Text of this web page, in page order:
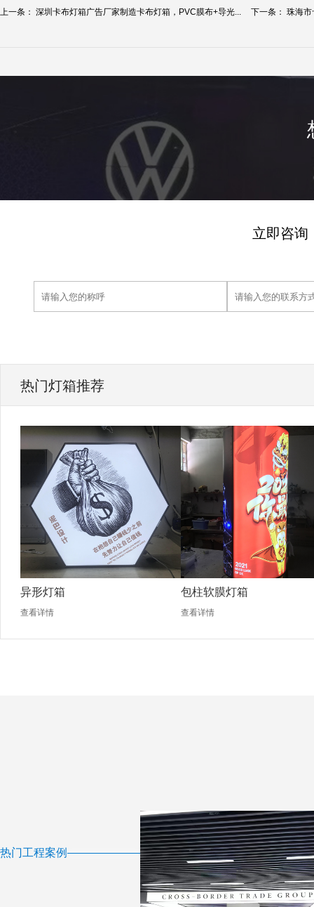
上一条： 深圳卡布灯箱广告厂家制造卡布灯箱，PVC膜布+导光... 下一条： 珠海市
立即咨询
热门灯箱推荐
异形灯箱
查看详情
包柱软膜灯箱
查看详情
热门工程案例